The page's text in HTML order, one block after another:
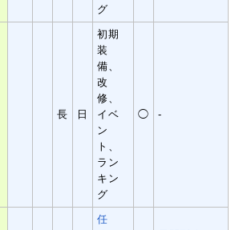
グ
長 日
初期
装
備、
改
修、
イベ
ン
ト、
ラン
キン
グ
◯ -
任